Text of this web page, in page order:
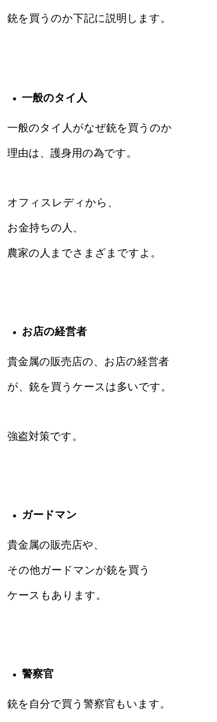
銃を買うのか下記に説明します。
一般のタイ人
一般のタイ人がなぜ銃を買うのか
理由は、 護身用の為です。
オフィスレディから、
お金持ちの人、
農家の人までさまざまですよ。
お店の経営者
貴金属の販売店の、お店の経営者
が、銃を買うケースは多いです。
強盗対策です。
ガードマン
貴金属の販売店や、
その他ガードマンが銃を買う
ケースもあります。
警察官
銃を自分で買う警察官もいます。